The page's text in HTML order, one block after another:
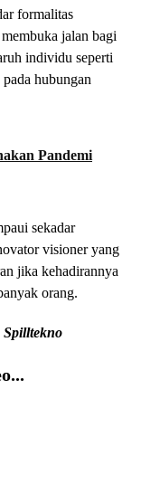
formalitas
jalan bagi
individu seperti
hubungan
Pandemi
sekadar
visioner yang
jika kehadirannya
orang.
Spilltekno